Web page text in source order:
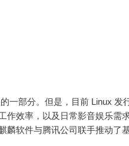
一部分。但是，目前 Linux 发
作效率，以及日常影音娱乐需
麟软件与腾讯公司联手推动了